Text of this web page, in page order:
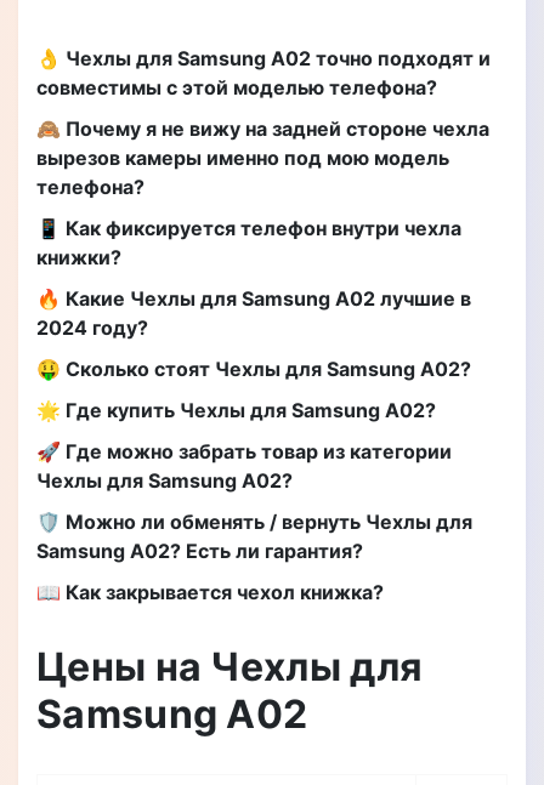
👌 Чехлы для Samsung A02 точно подходят и
совместимы с этой моделью телефона?
🙈 Почему я не вижу на задней стороне чехла
вырезов камеры именно под мою модель
телефона?
📱 Как фиксируется телефон внутри чехла
книжки?
🔥 Какие Чехлы для Samsung A02 лучшие в
2024 году?
🤑 Сколько стоят Чехлы для Samsung A02?
🌟 Где купить Чехлы для Samsung A02?
🚀 Где можно забрать товар из категории
Чехлы для Samsung A02?
🛡️ Можно ли обменять / вернуть Чехлы для
Samsung A02? Есть ли гарантия?
📖 Как закрывается чехол книжка?
Цены на Чехлы для
Samsung A02